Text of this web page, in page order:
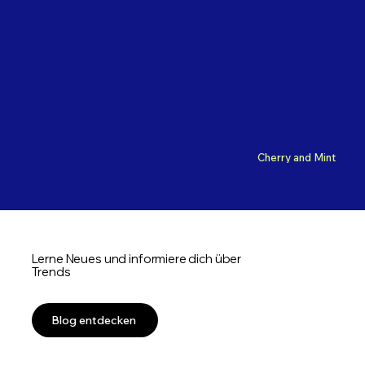
Cherry and Mint
Lerne Neues und informiere dich über
Trends
Blog entdecken